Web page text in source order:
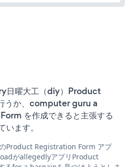
日曜大工（diy）Product
うか、computer guru a
を作成できると主張する
ます。
Product Registration Form アプ
がallegedlyアプリProduct